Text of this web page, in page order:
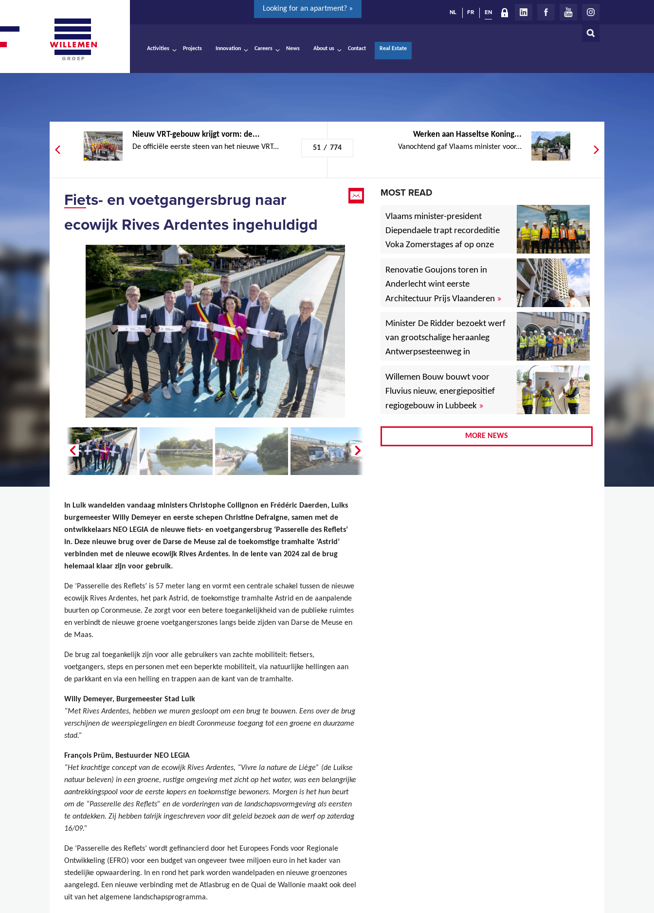
Looking for an apartment? »
Search
NL FR EN
Activities Projects Innovation Careers News About us Contact Real Estate
Nieuw VRT-gebouw krijgt vorm: de...
De officiële eerste steen van het nieuwe VRT... 51 / 774
Werken aan Hasseltse Koning...
Vanochtend gaf Vlaams minister voor...
Fiets- en voetgangersbrug naar
ecowijk Rives Ardentes ingehuldigd
In Luik wandelden vandaag ministers Christophe Collignon en Frédéric Daerden, Luiks
burgemeester Willy Demeyer en eerste schepen Christine Defraigne, samen met de
ontwikkelaars NEO LEGIA de nieuwe fiets- en voetgangersbrug ‘Passerelle des Reflets’
in. Deze nieuwe brug over de Darse de Meuse zal de toekomstige tramhalte ‘Astrid’
verbinden met de nieuwe ecowijk Rives Ardentes. In de lente van 2024 zal de brug
helemaal klaar zijn voor gebruik.
De ‘Passerelle des Reflets’ is 57 meter lang en vormt een centrale schakel tussen de nieuwe
ecowijk Rives Ardentes, het park Astrid, de toekomstige tramhalte Astrid en de aanpalende
buurten op Coronmeuse. Ze zorgt voor een betere toegankelijkheid van de publieke ruimtes
en verbindt de nieuwe groene voetgangerszones langs beide zijden van Darse de Meuse en
de Maas.
De brug zal toegankelijk zijn voor alle gebruikers van zachte mobiliteit: fietsers,
voetgangers, steps en personen met een beperkte mobiliteit, via natuurlijke hellingen aan
de parkkant en via een helling en trappen aan de kant van de tramhalte.
Willy Demeyer, Burgemeester Stad Luik
“Met Rives Ardentes, hebben we muren gesloopt om een brug te bouwen. Eens over de brug
verschijnen de weerspiegelingen en biedt Coronmeuse toegang tot een groene en duurzame
stad.”
François Prüm, Bestuurder NEO LEGIA
“Het krachtige concept van de ecowijk Rives Ardentes, “Vivre la nature de Liège” (de Luikse
natuur beleven) in een groene, rustige omgeving met zicht op het water, was een belangrijke
aantrekkingspool voor de eerste kopers en toekomstige bewoners. Morgen is het hun beurt
om de “Passerelle des Reflets” en de vorderingen van de landschapsvormgeving als eersten
te ontdekken. Zij hebben talrijk ingeschreven voor dit geleid bezoek aan de werf op zaterdag
16/09.”
De ‘Passerelle des Reflets’ wordt gefinancierd door het Europees Fonds voor Regionale
Ontwikkeling (EFRO) voor een budget van ongeveer twee miljoen euro in het kader van
stedelijke opwaardering. In en rond het park worden wandelpaden en nieuwe groenzones
aangelegd. Een nieuwe verbinding met de Atlasbrug en de Quai de Wallonie maakt ook deel
uit van het algemene landschapsprogramma.
MOST READ
Vlaams minister-president
Diependaele trapt recordeditie
Voka Zomerstages af op onze
,
,
Renovatie Goujons toren in
Anderlecht wint eerste
Architectuur Prijs Vlaanderen »
, ,
,
Minister De Ridder bezoekt werf
van grootschalige heraanleg
Antwerpsesteenweg in
,
Willemen Bouw bouwt voor
Fluvius nieuw, energiepositief
regiogebouw in Lubbeek »
MORE NEWS